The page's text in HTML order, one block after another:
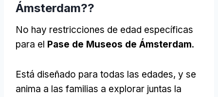
Ámsterdam??
No hay restricciones de edad específicas
para el Pase de Museos de Ámsterdam.
Está diseñado para todas las edades, y se
anima a las familias a explorar juntas la